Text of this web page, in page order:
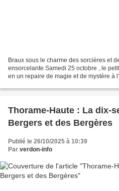
Braux sous le charme des sorcières et
ensorcelante Samedi 25 octobre , le
en un repaire de magie et de mystère à
Thorame-Haute : La dix-
Bergers et des Bergères
Publié le 26/10/2025 à 10:39
Par verdon-info